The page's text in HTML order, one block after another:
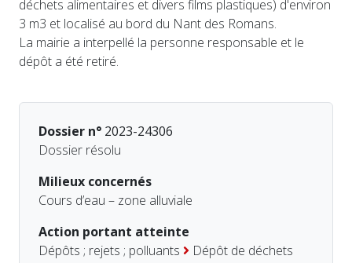
déchets alimentaires et divers films plastiques) d'environ
3 m3 et localisé au bord du Nant des Romans.
La mairie a interpellé la personne responsable et le
dépôt a été retiré.
Dossier n° 2023-24306
Dossier résolu
Milieux concernés
Cours d’eau – zone alluviale
Action portant atteinte
Dépôts ; rejets ; polluants
Dépôt de déchets